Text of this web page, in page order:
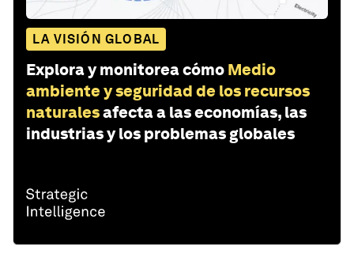
LA VISIÓN GLOBAL
Explora y monitorea cómo Medio
ambiente y seguridad de los recursos
naturalesafecta a las economías, las
industrias y los problemas globales